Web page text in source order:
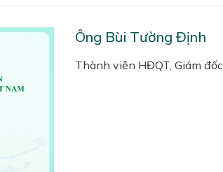
Ông Bùi Tường Định
Thành viên HĐQT, Giám đốc